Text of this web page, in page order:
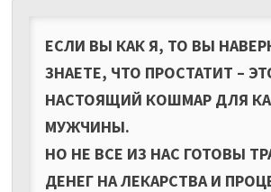
ЕСЛИ ВЫ КАК Я, ТО ВЫ
ЗНАЕТЕ, ЧТО ПРОСТАТИТ –
НАСТОЯЩИЙ КОШМАР ДЛЯ
МУЖЧИНЫ.
НО НЕ ВСЕ ИЗ НАС ГОТОВЫ
ДЕНЕГ НА ЛЕКАРСТВА И